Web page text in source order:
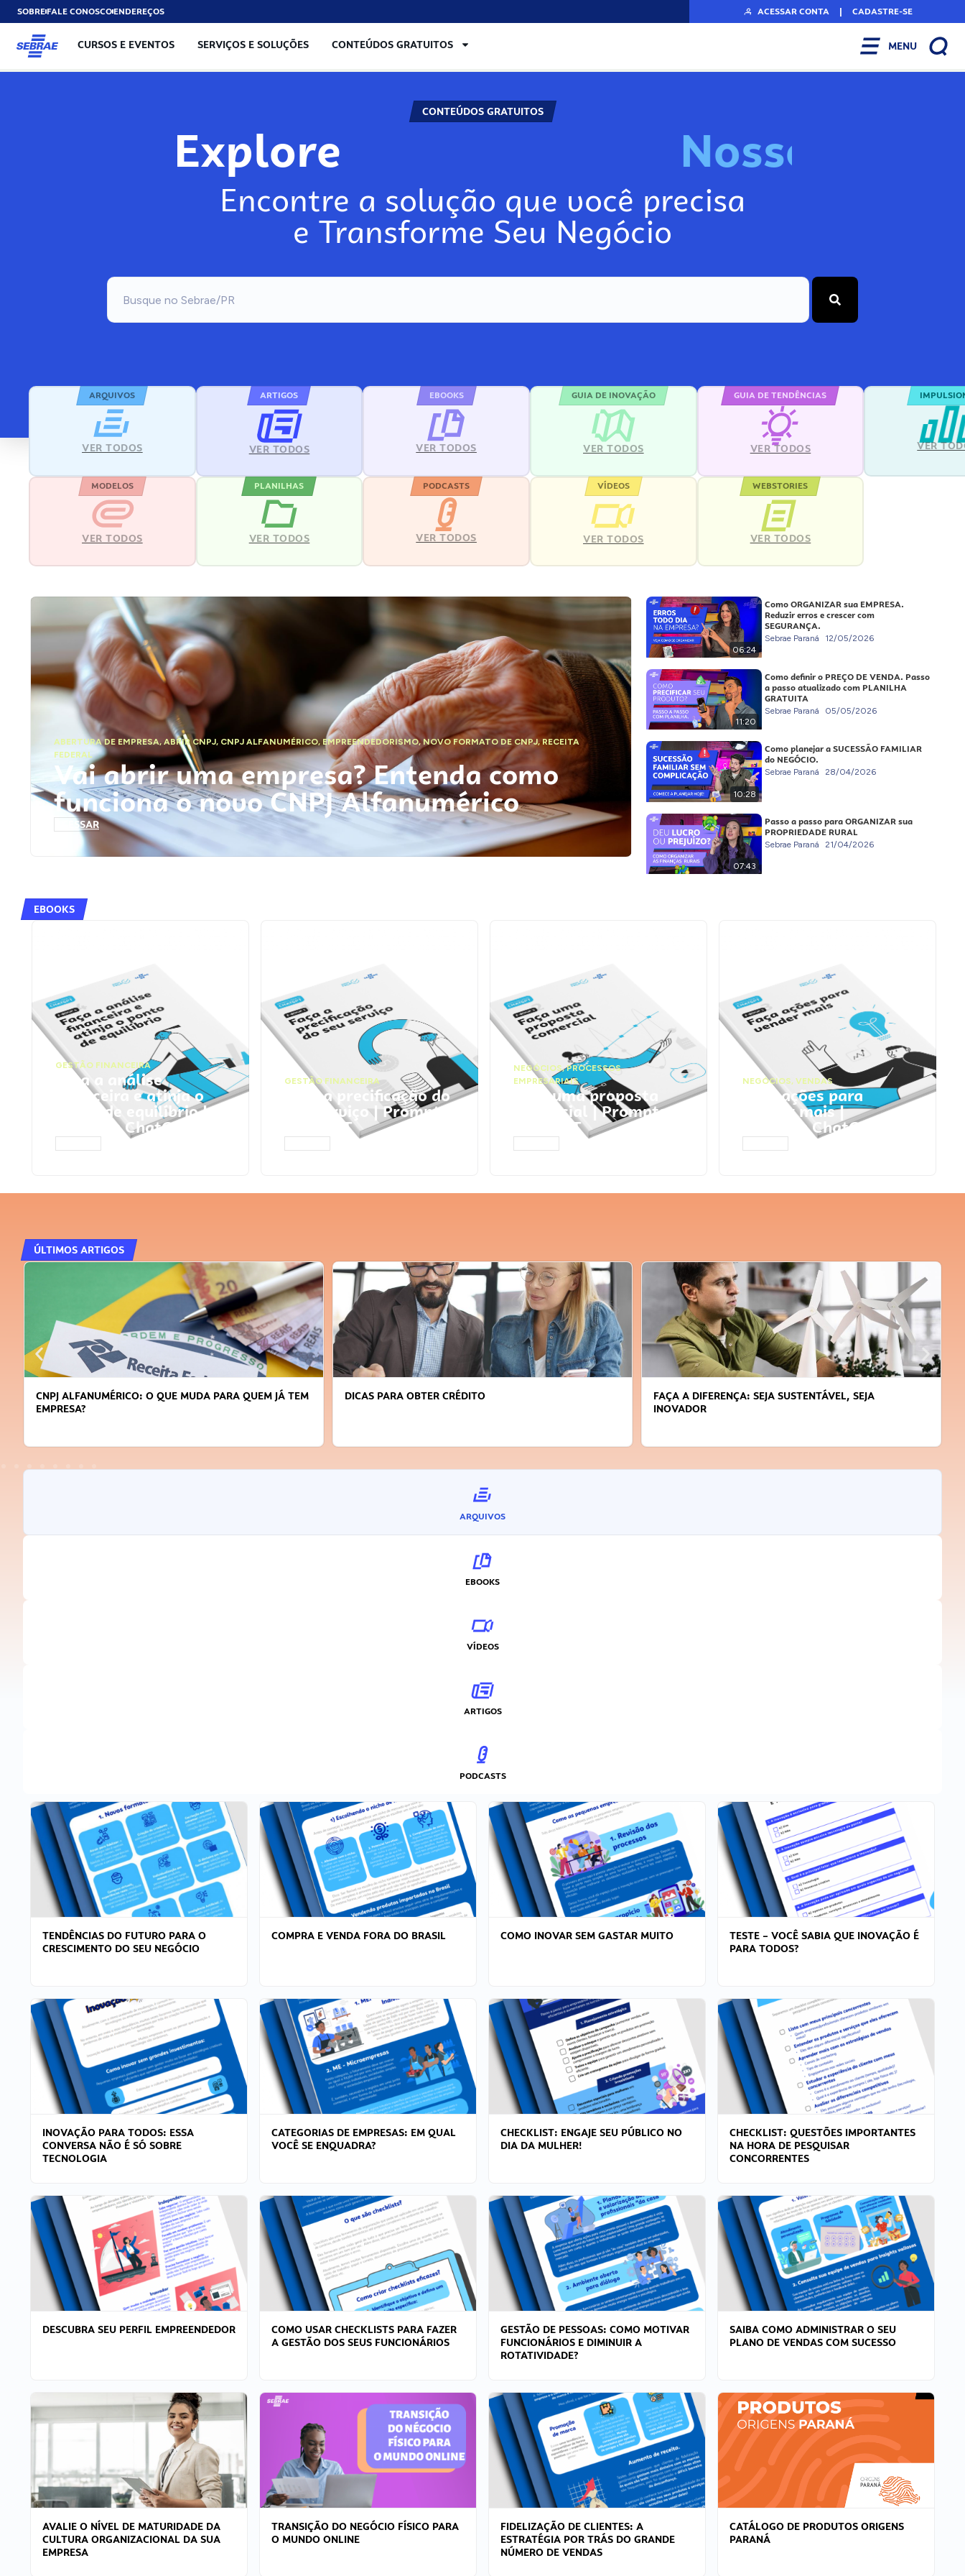
SOBREFALE CONOSCOENDEREÇOS ACESSAR CONTA | CADASTRE-SE
CURSOS E EVENTOS SERVIÇOS E SOLUÇÕES CONTEÚDOS GRATUITOS MENU
CONTEÚDOS GRATUITOS
Explore Nosso
Encontre a solução que você precisa
e Transforme Seu Negócio
ARQUIVOS
VER TODOS
ARTIGOS
VER TODOS
EBOOKS
VER TODOS
GUIA DE INOVAÇÃO
VER TODOS
GUIA DE TENDÊNCIAS
VER TODOS VER
MODELOS
VER TODOS
PLANILHAS
VER TODOS
PODCASTS
VER TODOS
VÍDEOS
VER TODOS
WEBSTORIES
VER TODOS
ABERTURA DE EMPRESA,ABRIR CNPJ, CNPJ ALFANUMÉRICO, EMPREENDEDORISMO,NOVO FORMATO DE CNPJ,RECEITA
FEDERAL
Vai abrir uma empresa? Entenda como
funciona o novo CNPJ Alfanumérico
ACESSAR
06:24
Como ORGANIZAR sua EMPRESA.
Reduzir erros e crescer com
SEGURANÇA.
Sebrae Paraná 12/05/2026
11:20
Como definir o PREÇO DE VENDA. Passo
a passo atualizado com PLANILHA
GRATUITA
Sebrae Paraná 05/05/2026
10:28
Como planejar a SUCESSÃO FAMILIAR
do NEGÓCIO.
Sebrae Paraná 28/04/2026
07:43
Passo a passo para ORGANIZAR sua
PROPRIEDADE RURAL
Sebrae Paraná 21/04/2026
EBOOKS
GESTÃO FINANCEIRA
Faça a análise
financeira e atinja o
ponto de equilíbrio |
Prompts ChatGPT
GESTÃO FINANCEIRA
Faça a precificação do
seu serviço | Prompts
ChatGPT
NEGÓCIOS,PROCESSOS
EMPRESARIAIS
Faça uma proposta
comercial | Prompts
ChatGPT
NEGÓCIOS, VENDAS
Faça ações para
vender mais |
Prompts ChatGPT
ÚLTIMOS ARTIGOS
CNPJ ALFANUMÉRICO: O QUE MUDA PARA QUEM JÁ TEM
EMPRESA?
DICAS PARA OBTER CRÉDITO
FAÇA A DIFERENÇA: SEJA SUSTENTÁVEL, SEJA
INOVADOR
ARQUIVOS
EBOOKS
VÍDEOS
ARTIGOS
PODCASTS
TENDÊNCIAS DO FUTURO PARA O
CRESCIMENTO DO SEU NEGÓCIO
COMPRA E VENDA FORA DO BRASIL COMO INOVAR SEM GASTAR MUITO
TESTE – VOCÊ SABIA QUE INOVAÇÃO É
PARA TODOS?
INOVAÇÃO PARA TODOS: ESSA
CONVERSA NÃO É SÓ SOBRE
TECNOLOGIA
CATEGORIAS DE EMPRESAS: EM QUAL
VOCÊ SE ENQUADRA?
CHECKLIST: ENGAJE SEU PÚBLICO NO
DIA DA MULHER!
CHECKLIST: QUESTÕES IMPORTANTES
NA HORA DE PESQUISAR
CONCORRENTES
DESCUBRA SEU PERFIL EMPREENDEDOR
COMO USAR CHECKLISTS PARA FAZER
A GESTÃO DOS SEUS FUNCIONÁRIOS
GESTÃO DE PESSOAS: COMO MOTIVAR
FUNCIONÁRIOS E DIMINUIR A
ROTATIVIDADE?
SAIBA COMO ADMINISTRAR O SEU
PLANO DE VENDAS COM SUCESSO
AVALIE O NÍVEL DE MATURIDADE DA
CULTURA ORGANIZACIONAL DA SUA
EMPRESA
TRANSIÇÃO DO NEGÓCIO FÍSICO PARA
O MUNDO ONLINE
FIDELIZAÇÃO DE CLIENTES: A
ESTRATÉGIA POR TRÁS DO GRANDE
NÚMERO DE VENDAS
CATÁLOGO DE PRODUTOS ORIGENS
PARANÁ